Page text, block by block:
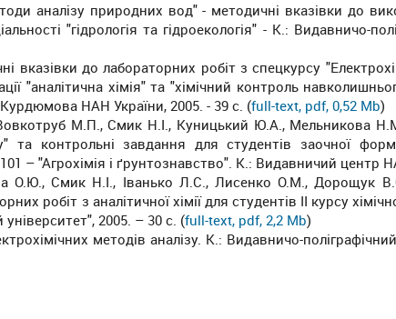
аналізу природних вод" - методичні вказівки до
"гідрологія та гідроекологія" - К.: Видавничо-
до лабораторних робіт з спецкурсу
"аналітична хімія" та "хімічний контроль
НАН України, 2005. - 39 с. (full-text, pdf, 0,52 Mb)
М.П., Смик Н.І., Куницький Ю.А., Мельникова
та контрольні завдання для студентів заочної
– "Агрохімія і ґрунтознавство". К.: Видавничий центр
О.Ю., Смик Н.І., Іванько Л.С., Лисенко О.М., Дорощук
робіт з аналітичної хімії для студентів ІІ курсу
2005. – 30 с. (full-text, pdf, 2,2 Mb)
методів аналізу. К.: Видавничо-